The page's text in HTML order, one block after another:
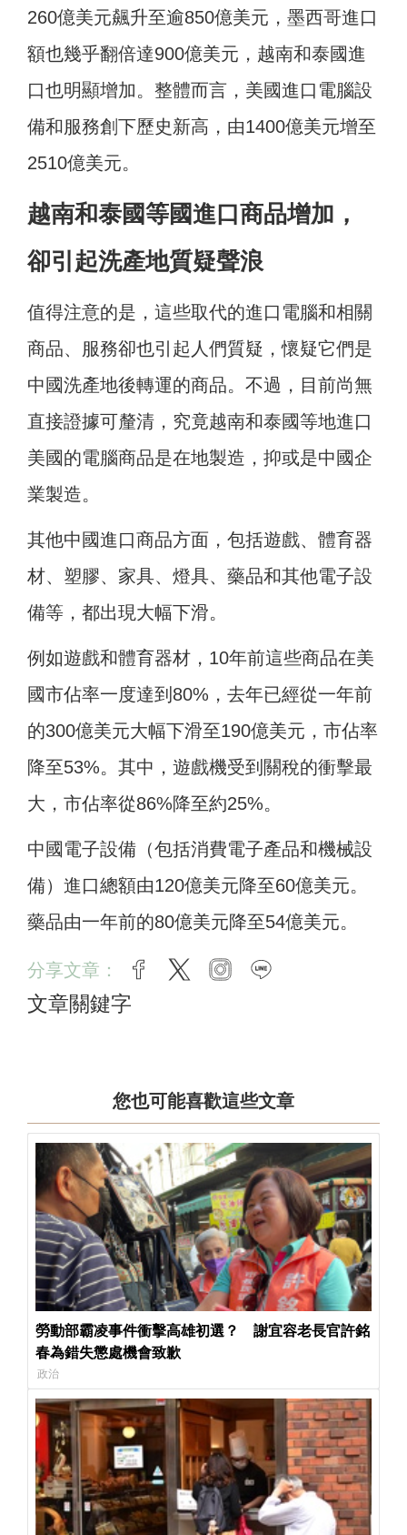
260億美元飆升至逾850億美元，墨西哥進口
額也幾乎翻倍達900億美元，越南和泰國進
口也明顯增加。整體而言，美國進口電腦設
備和服務創下歷史新高，由1400億美元增至
2510億美元。
越南和泰國等國進口商品增加，
卻引起洗產地質疑聲浪
值得注意的是，這些取代的進口電腦和相關
商品、服務卻也引起人們質疑，懷疑它們是
中國洗產地後轉運的商品。不過，目前尚無
直接證據可釐清，究竟越南和泰國等地進口
美國的電腦商品是在地製造，抑或是中國企
業製造。
其他中國進口商品方面，包括遊戲、體育器
材、塑膠、家具、燈具、藥品和其他電子設
備等，都出現大幅下滑。
例如遊戲和體育器材，10年前這些商品在美
國市佔率一度達到80%，去年已經從一年前
的300億美元大幅下滑至190億美元，市佔率
降至53%。其中，遊戲機受到關稅的衝擊最
大，市佔率從86%降至約25%。
中國電子設備（包括消費電子產品和機械設
備）進口總額由120億美元降至60億美元。
藥品由一年前的80億美元降至54億美元。
分享文章： facebook
twitter instagram
文章關鍵字
您也可能喜歡這些文章
勞動部霸凌事件衝擊高雄初選？ 謝宜容老長官許銘
春為錯失懲處機會致歉
政治